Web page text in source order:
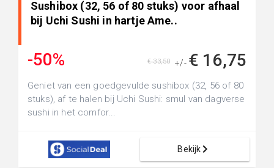
Sushibox (32, 56 of 80 stuks) voor afhaal
bij Uchi Sushi in hartje Ame..
-50% +/- € 16,75
€ 33,50
Geniet van een goedgevulde sushibox (32, 56 of 80
stuks), af te halen bij Uchi Sushi: smul van dagverse
sushi in het comfor...
Bekijk